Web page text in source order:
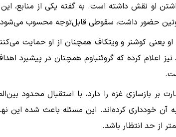
او نقش داشته است. به گفته یکی از منابع،
حضور داشت، سقوطی قابل‌توجه محسوب
یعنی کوشنر و ویتکاف همچنان از او حمایت
اعلام کرده که گروئنباوم همچنان در پیشبرد
بر بازسازی غزه را دارد، با استقبال محدود
آن خودداری کرده‌اند. این مسئله باعث شده
از حد انتظار باشد.